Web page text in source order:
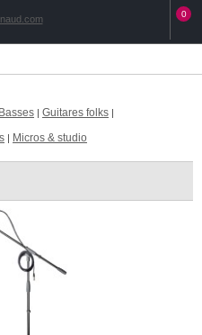
0
Basses | Guitares folks |
| Micros & studio